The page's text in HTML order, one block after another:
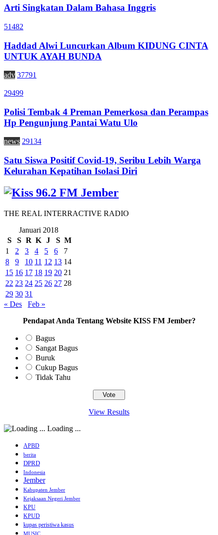
Arti Singkatan Dalam Bahasa Inggris
51482
Haddad Alwi Luncurkan Album KIDUNG CINTA
UNTUK AYAH BUNDA
adv 37791
29499
Polisi Tembak 4 Preman Pemerkosa dan Perampas
Hp Pengunjung Pantai Watu Ulo
news 29134
Satu Siswa Positif Covid-19, Seribu Lebih Warga
Kelurahan Kepatihan Isolasi Diri
THE REAL INTERRACTIVE RADIO
Januari 2018
S
S R K J S M
1
2 3 4 5 6
7
8
9 10 11 12 13 14
15 16 17 18 19 20 21
22 23 24 25 26 27 28
29 30 31
« Des
Feb »
Pendapat Anda Tentang Website KISS FM Jember?
Bagus
Sangat Bagus
Buruk
Cukup Bagus
Tidak Tahu
View Results
Loading ...
APBD
berita
DPRD
Indonesia
Jember
Kabupaten Jember
Kejaksaan Negeri Jember
KPU
KPUD
kupas peristiwa kasus
MUSIC